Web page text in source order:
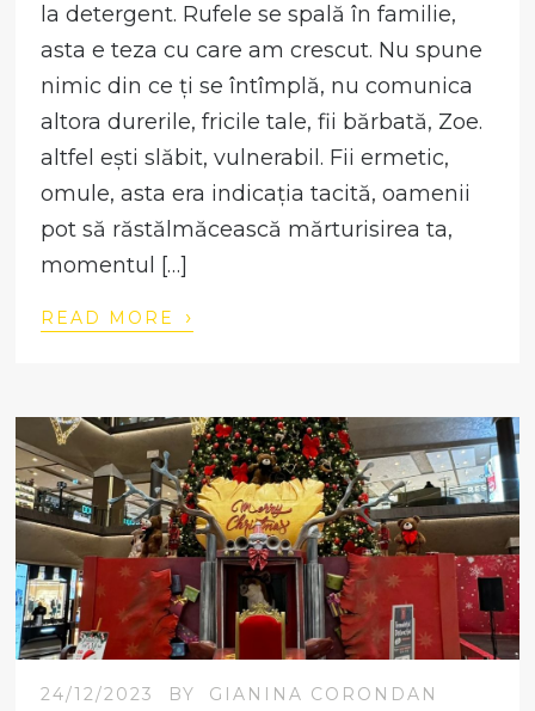
la detergent. Rufele se spală în familie,
asta e teza cu care am crescut. Nu spune
nimic din ce ți se întîmplă, nu comunica
altora durerile, fricile tale, fii bărbată, Zoe.
altfel ești slăbit, vulnerabil. Fii ermetic,
omule, asta era indicația tacită, oamenii
pot să răstălmăcească mărturisirea ta,
momentul […]
READ MORE ›
24/12/2023 BY GIANINA CORONDAN